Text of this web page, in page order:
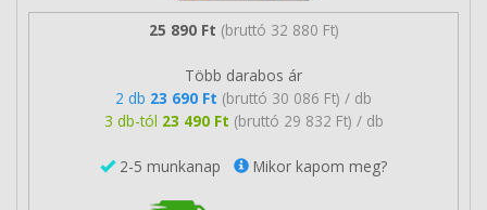
25 890 Ft (bruttó 32 880 Ft)
Több darabos ár
2 db 23 690 Ft (bruttó 30 086 Ft) / db
3 db-tól 23 490 Ft (bruttó 29 832 Ft) / db
2-5 munkanap Mikor kapom meg?